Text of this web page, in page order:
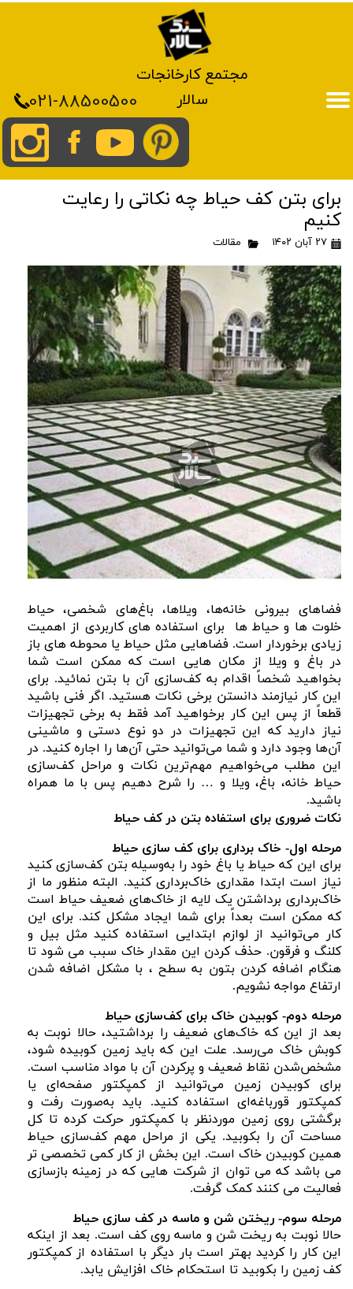
021-88500500
مجتمع کارخانجات
سالار
برای بتن کف حیاط چه نکاتی را رعایت
کنیم
۲۷ آبان ۱۴۰۲ مقالات
فضاهای بیرونی خانه‌ها، ویلاها، باغ‌های شخصی، حیاط
خلوت ها و حیاط ها برای استفاده های کاربردی از اهمیت
زیادی برخوردار است. فضاهایی مثل حیاط یا محوطه های باز
در باغ و ویلا از مکان هایی است که ممکن است شما
بخواهید شخصاً اقدام به کف‌سازی آن با بتن نمائید. برای
این کار نیازمند دانستن برخی نکات هستید. اگر فنی باشید
قطعاً از پس این کار برخواهید آمد فقط به برخی تجهیزات
نیاز دارید که این تجهیزات در دو نوع دستی و ماشینی
آن‌ها وجود دارد و شما می‌توانید حتی آن‌ها را اجاره کنید. در
این مطلب می‌خواهیم مهم‌ترین نکات و مراحل کف‌سازی
حیاط خانه، باغ، ویلا و … را شرح دهیم پس با ما همراه
باشید.
نکات ضروری برای استفاده بتن در کف حیاط
مرحله اول- خاک‌ برداری برای کف‌ سازی حیاط
برای این که حیاط یا باغ خود را به‌وسیله بتن کف‌سازی کنید
نیاز است ابتدا مقداری خاک‌برداری کنید. البته منظور ما از
خاک‌برداری برداشتن یک‌ لایه از خاک‌های ضعیف حیاط است
که ممکن است بعداً برای شما ایجاد مشکل کند. برای این
کار می‌توانید از لوازم ابتدایی استفاده کنید مثل بیل و
کلنگ و فرقون. حذف کردن این مقدار خاک سبب می شود تا
هنگام اضافه کردن بتون به سطح ، با مشکل اضافه شدن
ارتفاع مواجه نشویم.
مرحله دوم- کوبیدن خاک برای کف‌سازی حیاط
بعد از این که خاک‌های ضعیف را برداشتید، حالا نوبت به
کوبش خاک می‌رسد. علت این که باید زمین کوبیده شود،
مشخص‌شدن نقاط ضعیف و پرکردن آن با مواد مناسب است.
برای کوبیدن زمین می‌توانید از کمپکتور صفحه‌ای یا
کمپکتور قورباغه‌ای استفاده کنید. باید به‌صورت رفت و
برگشتی روی زمین موردنظر با کمپکتور حرکت کرده تا کل
مساحت آن را بکوبید. یکی از مراحل مهم کف‌سازی حیاط
همین کوبیدن خاک است. این بخش از کار کمی تخصصی تر
می باشد که می توان از شرکت هایی که در زمینه بازسازی
فعالیت می کنند کمک گرفت.
مرحله سوم- ریختن شن و ماسه در کف‌ سازی حیاط
حالا نوبت به ریخت شن و ماسه روی کف است. بعد از اینکه
این کار را کردید بهتر است بار دیگر با استفاده از کمپکتور
کف زمین را بکوبید تا استحکام خاک افزایش یابد.